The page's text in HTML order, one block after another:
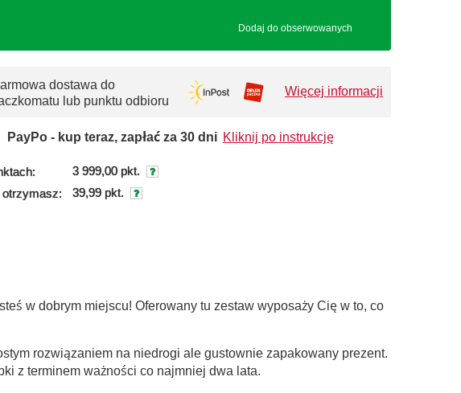
Dodaj do obserwowanych
dostawa do
lub punktu odbioru
Więcej informacji
PayPo - kup teraz, zapłać za 30 dni Kliknij po instrukcję
3 999,00 pkt.
otrzymasz:
39,99 pkt.
w dobrym miejscu! Oferowany tu zestaw wyposaży Cię w to, co
rozwiązaniem na niedrogi ale gustownie zapakowany prezent.
z terminem ważności co najmniej dwa lata.